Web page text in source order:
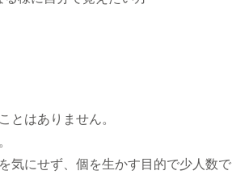
とはありません。
気にせず、個を生かす目的で少人数で